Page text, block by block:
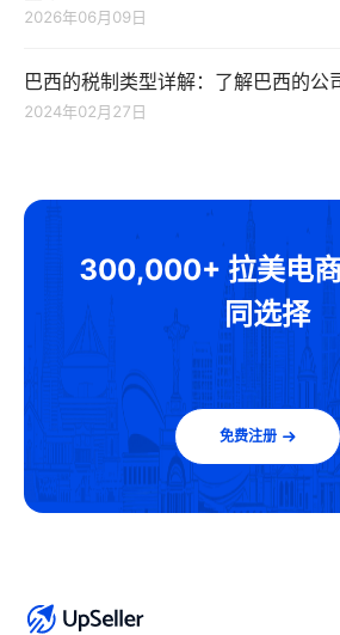
2026年06月09日
巴西的税制类型详解：了解巴西的公
2024年02月27日
300,000+ 拉美电
同选择
免费注册